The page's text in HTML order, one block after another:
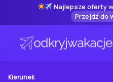
Najlepsze oferty
Przejdź do
Kierunek